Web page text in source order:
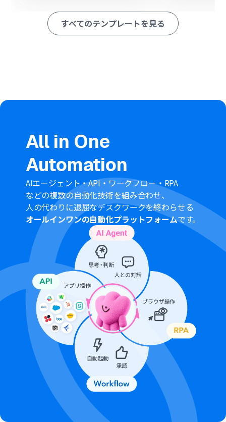
※「トリガー」：フロー起動のきっかけとなるアクション、「オ
ートが送信された時のみワークフローが作動します。
「以下の情報を元に、ポジティブなフィードバックと成長
を促す質問を含めた1on1用のアジェンダを作成してくだ
取得した情報を変数として組み合わせることが可能です。
Slackへの通知オペレーションでは、通知先のチャンネル
を任意で設定できます。また、通知メッセージの本文も固
定のテキストだけでなく、Tallyのフォームから取得した
情報やAIが生成したテキストを変数として埋め込むなど、
柔軟なカスタマイズが可能です。
■注意事項
Tally、SlackのそれぞれとYoomを連携してください。
すべてのテンプレートを見る
All in One
Automation
AIエージェント・API・ワークフロー・RPA
などの複数の自動化技術を組み合わせ、
人の代わりに退屈なデスクワークを終わらせる
オールインワンの自動化プラットフォームです。